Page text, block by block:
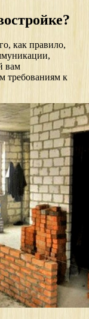
как правило,
вам
требованиям к